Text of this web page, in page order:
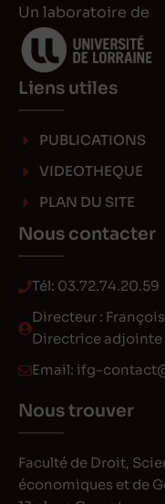
Un laboratoire de
Liens utiles
PUBLICATIONS
VIDEOTHEQUE
PLAN DU SITE
Nous contacter
Tél: 03.72.74.20.59
Directeur :
Directrice adjointe
Email: ifg-
Nous trouver
Faculté de Droit,
économiques et de